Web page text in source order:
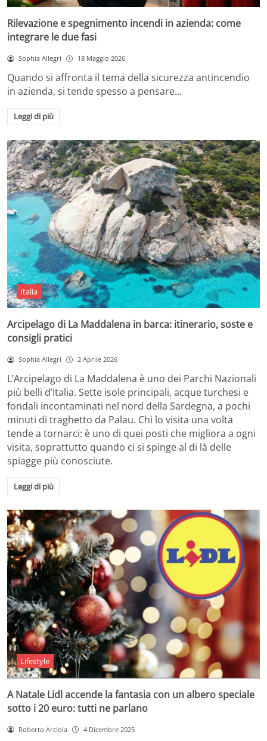
Rilevazione e spegnimento incendi in azienda: come
integrare le due fasi
Sophia Allegri 18 Maggio 2026
Quando si affronta il tema della sicurezza antincendio
in azienda, si tende spesso a pensare…
Leggi di più
Italia
Arcipelago di La Maddalena in barca: itinerario, soste e
consigli pratici
Sophia Allegri 2 Aprile 2026
L’Arcipelago di La Maddalena è uno dei Parchi Nazionali
più belli d’Italia. Sette isole principali, acque turchesi e
fondali incontaminati nel nord della Sardegna, a pochi
minuti di traghetto da Palau. Chi lo visita una volta
tende a tornarci: è uno di quei posti che migliora a ogni
visita, soprattutto quando ci si spinge al di là delle
spiagge più conosciute.
Leggi di più
Lifestyle
A Natale Lidl accende la fantasia con un albero speciale
sotto i 20 euro: tutti ne parlano
Roberto Arciola 4 Dicembre 2025